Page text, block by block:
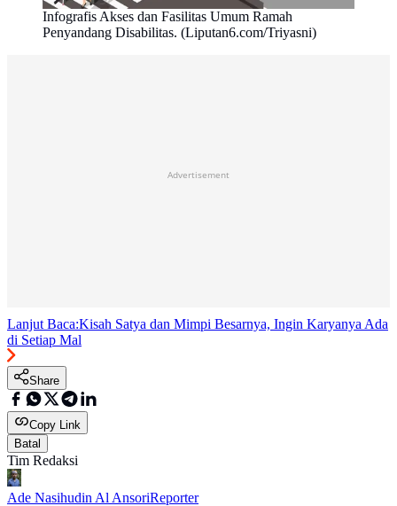
Infografis Akses dan Fasilitas Umum Ramah
Penyandang Disabilitas. (Liputan6.com/Triyasni)
Advertisement
Lanjut Baca:Kisah Satya dan Mimpi Besarnya, Ingin Karyanya Ada
di Setiap Mal
Share
Copy Link
Batal
Tim Redaksi
Ade Nasihudin Al AnsoriReporter